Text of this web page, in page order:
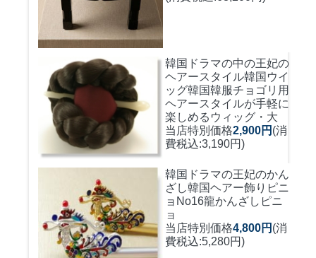
韓国ドラマの中の王妃の
ヘアースタイル韓国ウイ
ッグ韓国韓服チョゴリ用
ヘアースタイルが手軽に
楽しめるウィッグ・大
当店特別価格2,900円 (消
費税込:3,190円)
韓国ドラマの王妃のかん
ざし韓国ヘアー飾りピニ
ョNo16龍かんざしピニ
ョ
当店特別価格4,800円 (消
費税込:5,280円)